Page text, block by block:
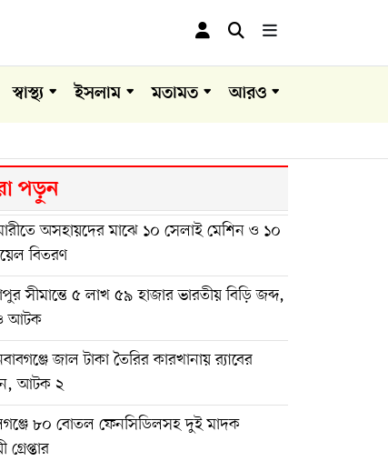
স্বাস্থ্য ইসলাম মতামত আরও
পড়ুন
অসহায়দের মাঝে ১০ সেলাই মেশিন ও ১০
বিতরণ
সীমান্তে ৫ লাখ ৫৯ হাজার ভারতীয় বিড়ি জব্দ,
আটক
জাল টাকা তৈরির কারখানায় র‌্যাবের
আটক ২
৮০ বোতল ফেনসিডিলসহ দুই মাদক
গ্রেপ্তার